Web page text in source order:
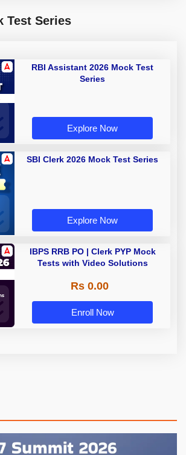
Test Series
RBI Assistant 2026 Mock Test
Series
Explore Now
SBI Clerk 2026 Mock Test Series
Explore Now
IBPS RRB PO | Clerk PYP Mock
Tests with Video Solutions
Rs 0.00
Enroll Now